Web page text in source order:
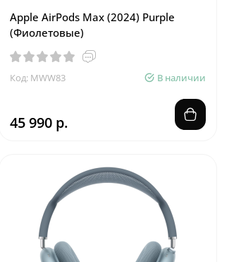
Apple AirPods Max (2024) Purple
(Фиолетовые)
Код: MWW83 В наличии
45 990 р.